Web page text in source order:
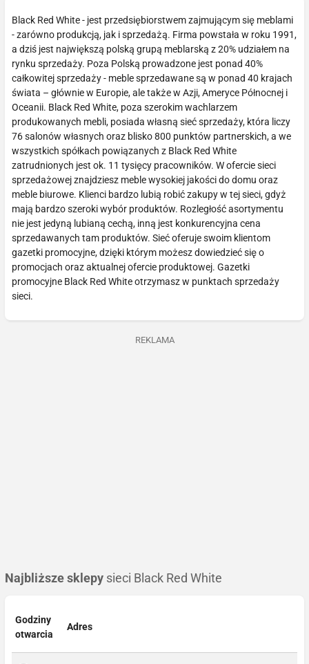
Black Red White - jest przedsiębiorstwem zajmującym się meblami
- zarówno produkcją, jak i sprzedażą. Firma powstała w roku 1991,
a dziś jest największą polską grupą meblarską z 20% udziałem na
rynku sprzedaży. Poza Polską prowadzone jest ponad 40%
całkowitej sprzedaży - meble sprzedawane są w ponad 40 krajach
świata – głównie w Europie, ale także w Azji, Ameryce Północnej i
Oceanii. Black Red White, poza szerokim wachlarzem
produkowanych mebli, posiada własną sieć sprzedaży, która liczy
76 salonów własnych oraz blisko 800 punktów partnerskich, a we
wszystkich spółkach powiązanych z Black Red White
zatrudnionych jest ok. 11 tysięcy pracowników. W ofercie sieci
sprzedażowej znajdziesz meble wysokiej jakości do domu oraz
meble biurowe. Klienci bardzo lubią robić zakupy w tej sieci, gdyż
mają bardzo szeroki wybór produktów. Rozległość asortymentu
nie jest jedyną lubianą cechą, inną jest konkurencyjna cena
sprzedawanych tam produktów. Sieć oferuje swoim klientom
gazetki promocyjne, dzięki którym możesz dowiedzieć się o
promocjach oraz aktualnej ofercie produktowej. Gazetki
promocyjne Black Red White otrzymasz w punktach sprzedaży
sieci.
REKLAMA
Najbliższe sklepy sieci Black Red White
Godziny
otwarcia
Adres